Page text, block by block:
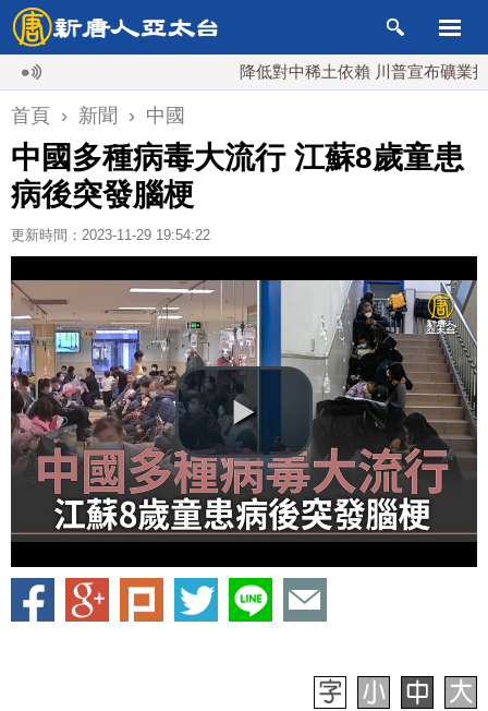
降低對中稀土依賴 川普宣布礦業投資20
首頁 › 新聞 › 中國
中國多種病毒大流行 江蘇8歲童患
病後突發腦梗
更新時間：2023-11-29 19:54:22